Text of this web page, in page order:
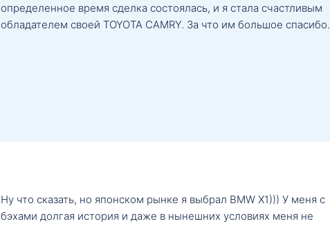
определенное время сделка состоялась, и я стала счастливым
обладателем своей TOYOTA CAMRY. За что им большое спасибо.
Ну что сказать, но японском рынке я выбрал BMW X1))) У меня с
бэхами долгая история и даже в нынешних условиях меня не